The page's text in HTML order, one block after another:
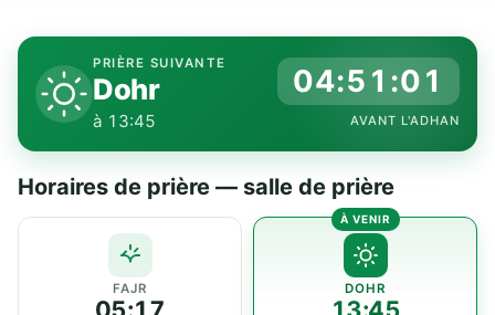
PRIÈRE SUIVANTE
Dohr
à 13:45
04:51:01
AVANT L'ADHAN
Horaires de prière — salle de prière
FAJR
05:17
DOHR
13:45